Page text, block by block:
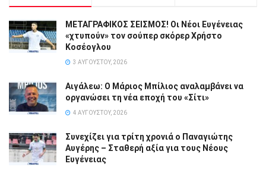
ΜΕΤΑΓΡΑΦΙΚΟΣ ΣΕΙΣΜΟΣ! Οι Νέοι Ευγένειας
«χτυπούν» τον σούπερ σκόρερ Χρήστο
Κοσέογλου
3 ΑΥΓΟΎΣΤΟΥ, 2026
Αιγάλεω: Ο Μάριος Μπίλιος αναλαμβάνει να
οργανώσει τη νέα εποχή του «Σίτι»
4 ΑΥΓΟΎΣΤΟΥ, 2026
Συνεχίζει για τρίτη χρονιά ο Παναγιώτης
Αυγέρης – Σταθερή αξία για τους Νέους
Ευγένειας